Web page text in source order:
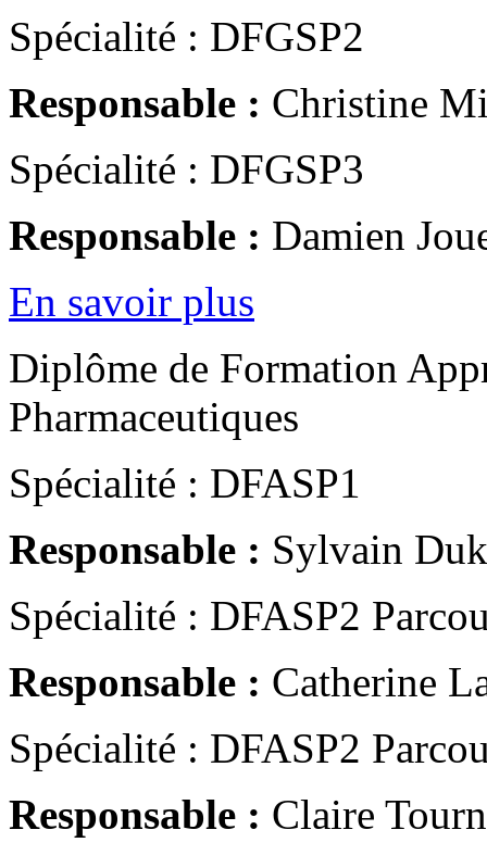
Spécialité : DFGSP2
Responsable : Christine
Spécialité : DFGSP3
Responsable : Damien
En savoir plus
Diplôme de Formation
Pharmaceutiques
Spécialité : DFASP1
Responsable : Sylvain
Spécialité : DFASP2
Responsable : Catherine
Spécialité : DFASP2
Responsable : Claire